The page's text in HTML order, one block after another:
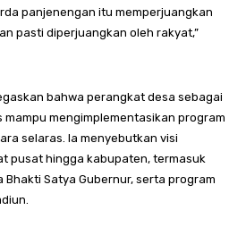
panjenengan itu memperjuangkan
pasti diperjuangkan oleh rakyat,”
bahwa perangkat desa sebagai
mengimplementasikan program
selaras. Ia menyebutkan visi
pusat hingga kabupaten, termasuk
Bhakti Satya Gubernur, serta program